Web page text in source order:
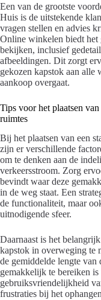
Een van de grootste
Huis is de uitstekende
vragen stellen en advies
Online winkelen biedt het
bekijken, inclusief
afbeeldingen. Dit zorgt
gekozen kapstok aan alle
aankoop overgaat.
Tips voor het plaatsen
ruimtes
Bij het plaatsen van een
zijn er verschillende
om te denken aan de
verkeersstroom. Zorg
bevindt waar deze
in de weg staat. Een
de functionaliteit, maar
uitnodigende sfeer.
Daarnaast is het
kapstok in overweging te
de gemiddelde lengte van
gemakkelijk te bereiken
gebruiksvriendelijkheid
frustraties bij het